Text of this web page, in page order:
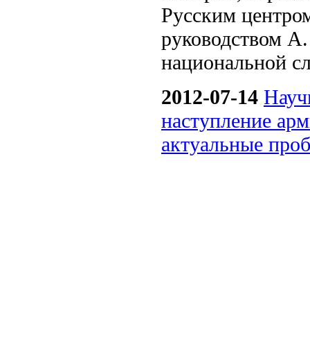
Русским
руководством
национальной
2012-07-14
наступление
актуальные